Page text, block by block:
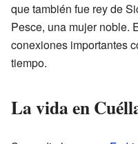
que también fue rey de
Pesce, una mujer noble.
conexiones importantes
tiempo.
La vida en